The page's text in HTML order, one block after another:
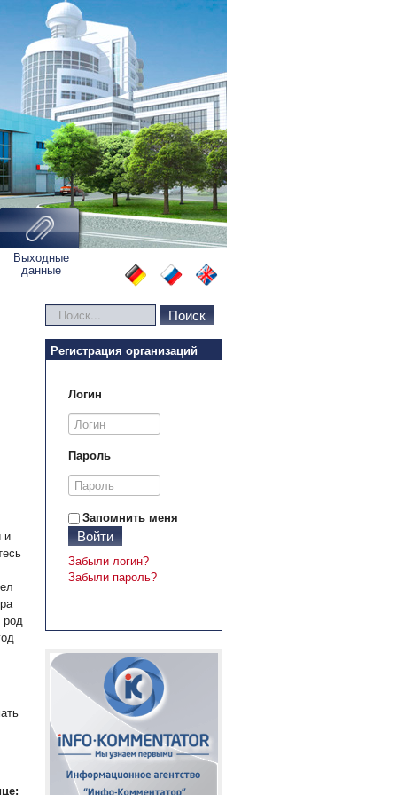
Выходные
данные
и
род
Искать... Поиск
Регистрация организаций
Логин
Пароль
Запомнить меня
Войти
Забыли логин?
Забыли пароль?